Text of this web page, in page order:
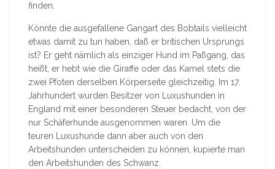
finden.
Könnte die ausgefallene Gangart des Bobtails vielleicht
etwas damit zu tun haben, daß er britischen Ursprungs
ist? Er geht nämlich als einziger Hund im Paßgang, das
heißt, er hebt wie die Giraffe oder das Kamel stets die
zwei Pfoten derselben Körperseite gleichzeitig. Im 17.
Jahrhundert wurden Besitzer von Luxushunden in
England mit einer besonderen Steuer bedacht, von der
nur Schäferhunde ausgenommen waren. Um die
teuren Luxushunde dann aber auch von den
Arbeitshunden unterscheiden zu können, kupierte man
den Arbeitshunden des Schwanz.